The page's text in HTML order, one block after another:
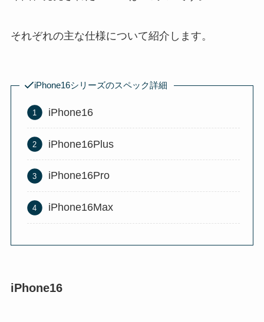
それぞれの主な仕様について紹介します。
iPhone16シリーズのスペック詳細
iPhone16
iPhone16Plus
iPhone16Pro
iPhone16Max
iPhone16